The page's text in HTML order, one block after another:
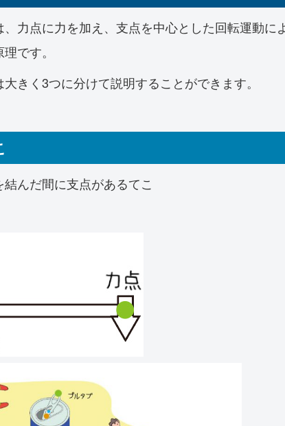
、力点に力を加え、支点を中心とした回転運動に
です。
大きく3つに分けて説明することができます。
んだ間に支点があるてこ